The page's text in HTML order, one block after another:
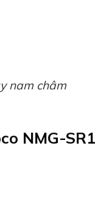
nam châm
NMG-